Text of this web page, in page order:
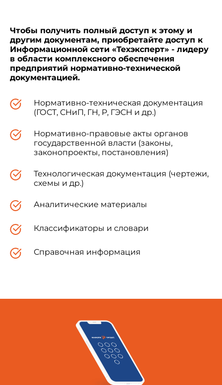
Чтобы получить полный доступ к этому и
другим документам, приобретайте доступ к
Информационной сети «Техэксперт» - лидеру
в области комплексного обеспечения
предприятий нормативно-технической
документацией.
Нормативно-техническая документация
(ГОСТ, СНиП, ГН, Р, ГЭСН и др.)
Нормативно-правовые акты органов
государственной власти (законы,
законопроекты, постановления)
Технологическая документация (чертежи,
схемы и др.)
Аналитические материалы
Классификаторы и словари
Справочная информация